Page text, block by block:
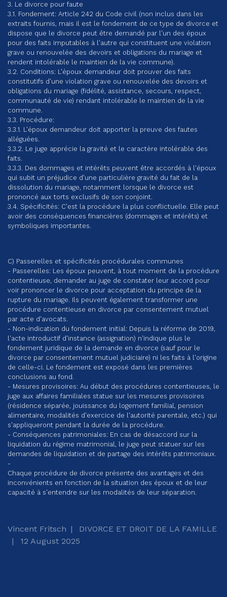
3. Le divorce pour faute
3.1. Fondement: Article 242 du Code civil (non inclus dans les
extraits fournis, mais il est le fondement de ce type de divorce et
dispose que le divorce peut être demandé par l'un des époux
pour des faits imputables à l'autre qui constituent une violation
grave ou renouvelée des devoirs et obligations du mariage et
rendent intolérable le maintien de la vie commune).
3.2. Conditions: L'époux demandeur doit prouver des faits
constitutifs d'une violation grave ou renouvelée des devoirs et
obligations du mariage (fidélité, assistance, secours, respect,
communauté de vie) rendant intolérable le maintien de la vie
commune.
3.3. Procédure:
3.3.1. L'époux demandeur doit apporter la preuve des fautes
alléguées.
3.3.2. Le juge apprécie la gravité et le caractère intolérable des
faits.
3.3.3. Des dommages et intérêts peuvent être accordés à l'époux
qui subit un préjudice d'une particulière gravité du fait de la
dissolution du mariage, notamment lorsque le divorce est
prononcé aux torts exclusifs de son conjoint.
3.4. Spécificités: C'est la procédure la plus conflictuelle. Elle peut
avoir des conséquences financières (dommages et intérêts) et
symboliques importantes.
C) Passerelles et spécificités procédurales communes
- Passerelles: Les époux peuvent, à tout moment de la procédure
contentieuse, demander au juge de constater leur accord pour
voir prononcer le divorce pour acceptation du principe de la
rupture du mariage. Ils peuvent également transformer une
procédure contentieuse en divorce par consentement mutuel
par acte d'avocats.
- Non-indication du fondement initial: Depuis la réforme de 2019,
l'acte introductif d'instance (assignation) n'indique plus le
fondement juridique de la demande en divorce (sauf pour le
divorce par consentement mutuel judiciaire) ni les faits à l'origine
de celle-ci. Le fondement est exposé dans les premières
conclusions au fond.
- Mesures provisoires: Au début des procédures contentieuses, le
juge aux affaires familiales statue sur les mesures provisoires
(résidence séparée, jouissance du logement familial, pension
alimentaire, modalités d'exercice de l'autorité parentale, etc.) qui
s'appliqueront pendant la durée de la procédure.
- Conséquences patrimoniales: En cas de désaccord sur la
liquidation du régime matrimonial, le juge peut statuer sur les
demandes de liquidation et de partage des intérêts patrimoniaux.
-
Chaque procédure de divorce présente des avantages et des
inconvénients en fonction de la situation des époux et de leur
capacité à s'entendre sur les modalités de leur séparation.
Vincent Fritsch
DIVORCE ET DROIT DE LA FAMILLE
12 August 2025